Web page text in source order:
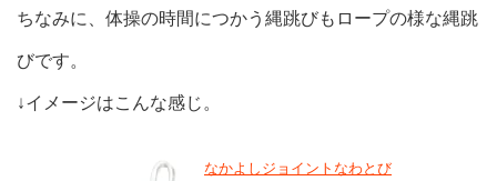
ちなみに、体操の時間につかう縄跳びもロープの様な縄跳
びです。
↓イメージはこんな感じ。
なかよしジョイントなわとび